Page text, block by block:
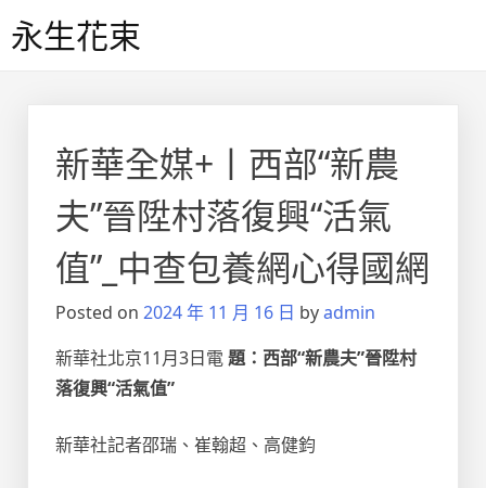
to永生花束
新華全媒+丨西部“新農
夫”晉陞村落復興“活氣
值”_中查包養網心得國網
Posted on 2024 年 11 月 16 日 byadmin
新華社北京11月3日電題：西部“新農夫”晉陞村
落復興“活氣值”
新華社記者邵瑞、崔翰超、高健鈞